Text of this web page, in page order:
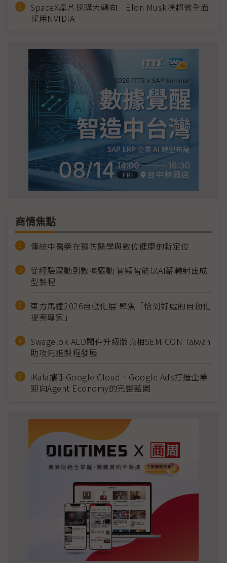
SpaceX晶片採購大轉向 Elon Musk捨超微全面
採用NVIDIA
商情焦點
傳統中醫藥在預防醫學與數位健康的新定位
從經驗驅動到數據驅動 智穎智能以AI翻轉射出成
型製程
東方馬達2026自動化展 聚焦「恰到好處的自動化
提案專家」
Swagelok ALD閥件升級版亮相SEMICON Taiwan
助攻先進製程發展
iKala攜手Google Cloud、Google Ads打造企業
迎向Agent Economy的完整藍圖